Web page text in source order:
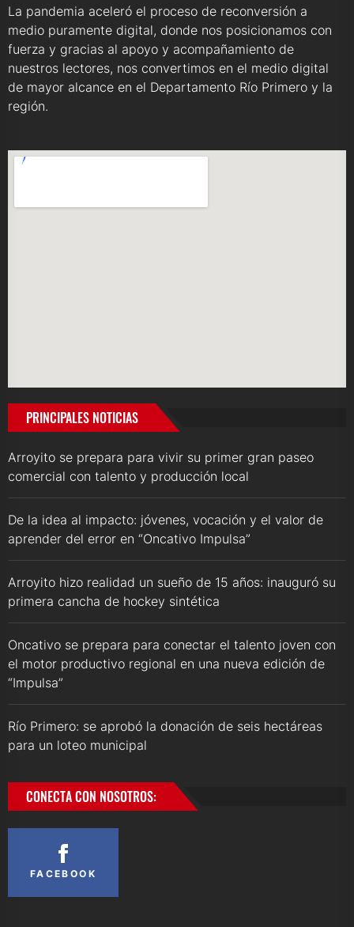
La pandemia aceleró el proceso de reconversión a
medio puramente digital, donde nos posicionamos con
fuerza y gracias al apoyo y acompañamiento de
nuestros lectores, nos convertimos en el medio digital
de mayor alcance en el Departamento Río Primero y la
región.
PRINCIPALES NOTICIAS
Arroyito se prepara para vivir su primer gran paseo
comercial con talento y producción local
De la idea al impacto: jóvenes, vocación y el valor de
aprender del error en “Oncativo Impulsa”
Arroyito hizo realidad un sueño de 15 años: inauguró su
primera cancha de hockey sintética
Oncativo se prepara para conectar el talento joven con
el motor productivo regional en una nueva edición de
“Impulsa”
Río Primero: se aprobó la donación de seis hectáreas
para un loteo municipal
CONECTA CON NOSOTROS:
FACEBOOK